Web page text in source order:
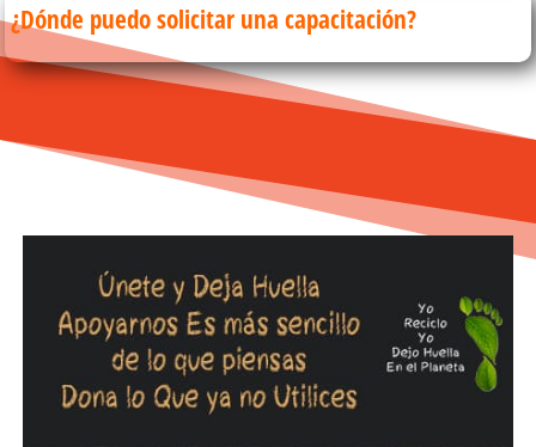
¿Dónde puedo solicitar una capacitación?